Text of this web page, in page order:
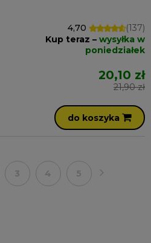
4,70
(137)
Kup teraz – wysyłka w
poniedziałek
20,10 zł
21,90 zł
do koszyka
3 4 5